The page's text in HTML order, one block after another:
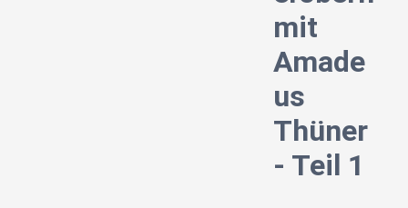
mit
Amade
us
Thüner
- Teil 1